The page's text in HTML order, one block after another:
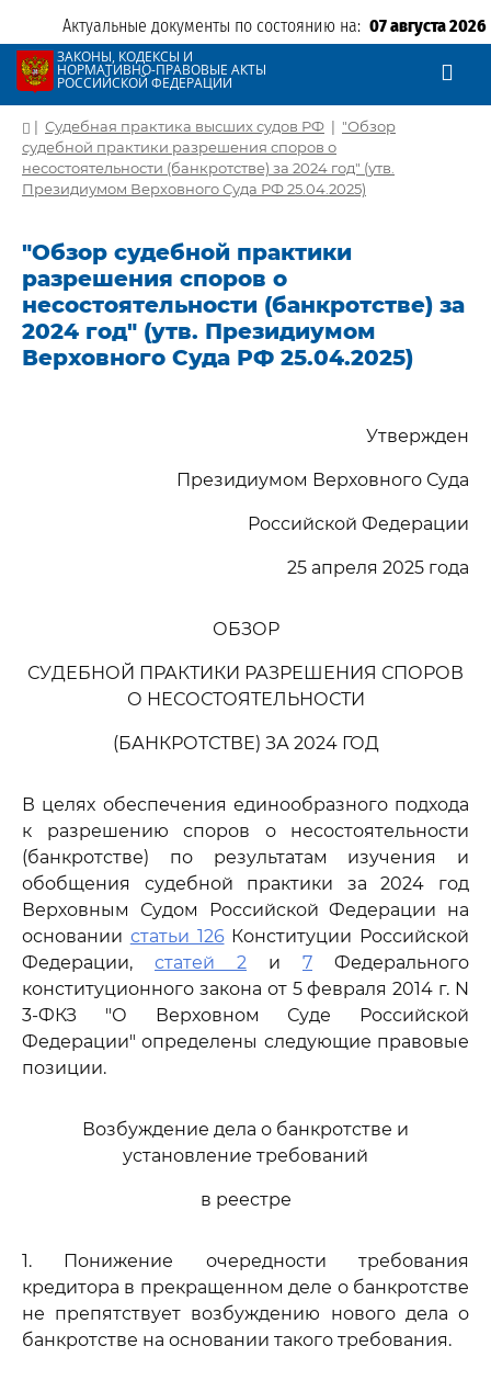
Актуальные документы по состоянию на: 07 августа 2026
ЗАКОНЫ, КОДЕКСЫ И
НОРМАТИВНО-ПРАВОВЫЕ АКТЫ
РОССИЙСКОЙ ФЕДЕРАЦИИ
| Судебная практика высших судов РФ | "Обзор
судебной практики разрешения споров о
несостоятельности (банкротстве) за 2024 год" (утв.
Президиумом Верховного Суда РФ 25.04.2025)
"Обзор судебной практики
разрешения споров о
несостоятельности (банкротстве) за
2024 год" (утв. Президиумом
Верховного Суда РФ 25.04.2025)
Утвержден
Президиумом Верховного Суда
Российской Федерации
25 апреля 2025 года
ОБЗОР
СУДЕБНОЙ ПРАКТИКИ РАЗРЕШЕНИЯ СПОРОВ
О НЕСОСТОЯТЕЛЬНОСТИ
(БАНКРОТСТВЕ) ЗА 2024 ГОД
В целях обеспечения единообразного подхода
к разрешению споров о несостоятельности
(банкротстве) по результатам изучения и
обобщения судебной практики за 2024 год
Верховным Судом Российской Федерации на
основании статьи 126Конституции Российской
Федерации, статей 2 и 7 Федерального
конституционного закона от 5 февраля 2014 г. N
3-ФКЗ "О Верховном Суде Российской
Федерации" определены следующие правовые
позиции.
Возбуждение дела о банкротстве и
установление требований
в реестре
1. Понижение очередности требования
кредитора в прекращенном деле о банкротстве
не препятствует возбуждению нового дела о
банкротстве на основании такого требования.